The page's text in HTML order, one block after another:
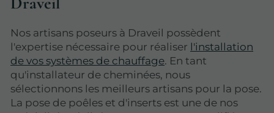
Nos artisans poseurs à Draveil possèdent
l'expertise nécessaire pour réaliser l'installation
de vos systèmes de chauffage. En tant
qu'installateur de cheminées, nous
sélectionnons les meilleurs artisans pour la pose.
La pose de poêles et d'inserts est une de nos